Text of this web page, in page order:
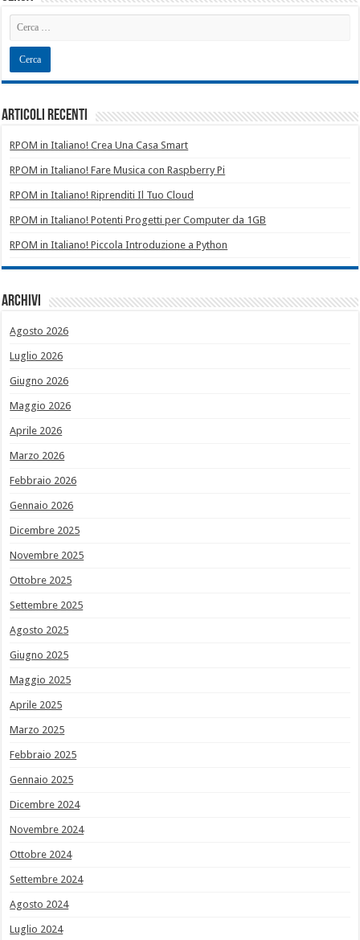
Articoli recenti
RPOM in Italiano! Crea Una Casa Smart
RPOM in Italiano! Fare Musica con Raspberry Pi
RPOM in Italiano! Riprenditi Il Tuo Cloud
RPOM in Italiano! Potenti Progetti per Computer da 1GB
RPOM in Italiano! Piccola Introduzione a Python
Archivi
Agosto 2026
Luglio 2026
Giugno 2026
Maggio 2026
Aprile 2026
Marzo 2026
Febbraio 2026
Gennaio 2026
Dicembre 2025
Novembre 2025
Ottobre 2025
Settembre 2025
Agosto 2025
Giugno 2025
Maggio 2025
Aprile 2025
Marzo 2025
Febbraio 2025
Gennaio 2025
Dicembre 2024
Novembre 2024
Ottobre 2024
Settembre 2024
Agosto 2024
Luglio 2024